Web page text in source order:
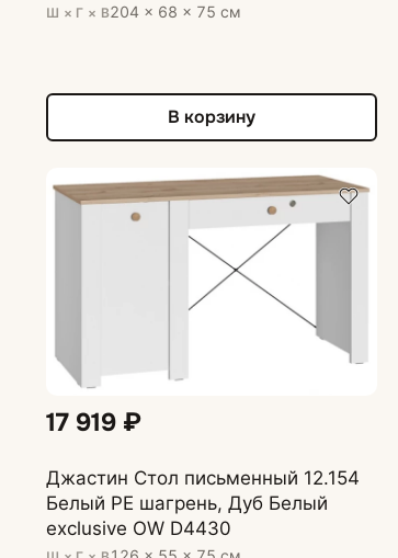
Ш × Г × В204 × 68 × 75 см
В корзину
17 919 ₽
Джастин Стол письменный 12.154
Белый PE шагрень, Дуб Белый
exclusive OW D4430